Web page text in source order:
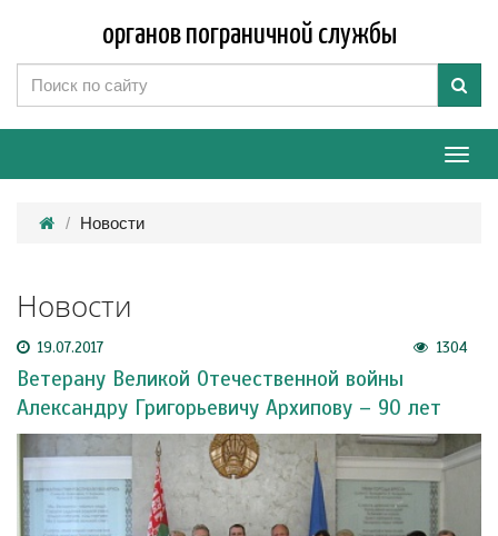
органов пограничной службы
Новости
Новости
19.07.2017 1304
Ветерану Великой Отечественной войны
Александру Григорьевичу Архипову – 90 лет